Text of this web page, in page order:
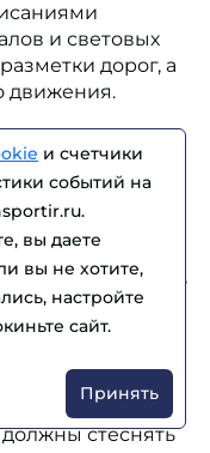
и световых
дорог, а
движения.
вести себя
для движения,
людей и не
в
что
стеснять
и счетчики
событий на
вы даете
вы не хотите,
настройте
сайт.
Принять